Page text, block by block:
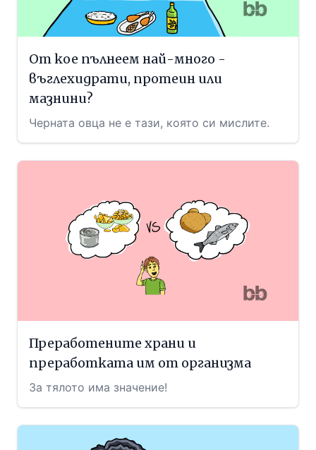
От кое пълнеем най-много -
въглехидрати, протеин или
мазнини?
Черната овца не е тази, която си мислите.
Преработените храни и
преработката им от организма
За тялото има значение!